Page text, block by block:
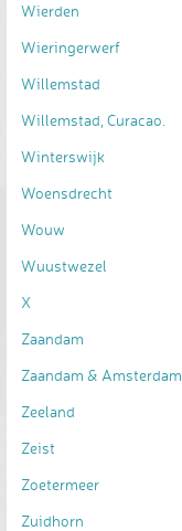
Wierden
Wieringerwerf
Willemstad
Willemstad, Curacao.
Winterswijk
Woensdrecht
Wouw
Wuustwezel
X
Zaandam
Zaandam & Amsterdam
Zeeland
Zeist
Zoetermeer
Zuidhorn